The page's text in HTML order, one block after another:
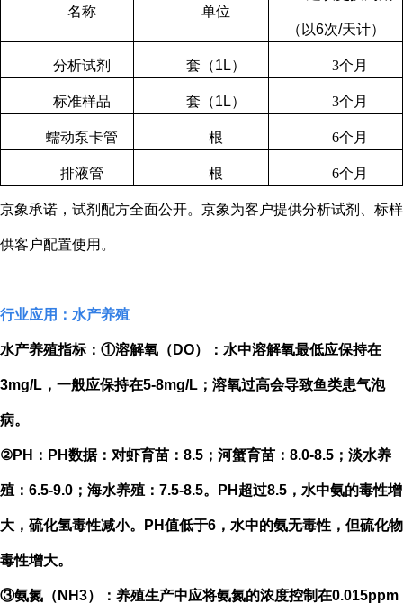
名称 单位
（以6次/天计）
分析试剂 套（1L） 3个月
标准样品 套（1L） 3个月
蠕动泵卡管 根 6个月
排液管 根 6个月
京象承诺，试剂配方全面公开。京象为客户提供分析试剂、标样
供客户配置使用。
行业应用：水产养殖
水产养殖指标：①溶解氧（ DO）：水中溶解氧最低应保持在
3mg/L ，一般应保持在5-8mg/L ；溶氧过高会导致鱼类患气泡
病。
②PH ： PH数据：对虾育苗： 8.5 ；河蟹育苗： 8.0-8.5 ；淡水养
殖： 6.5-9.0 ；海水养殖： 7.5-8.5。 PH 超过8.5 ，水中氨的毒性增
大，硫化氢毒性减小。 PH值低于6 ，水中的氨无毒性，但硫化物
毒性增大。
③氨氮（ NH3）：养殖生产中应将氨氮的浓度控制在0.015ppm